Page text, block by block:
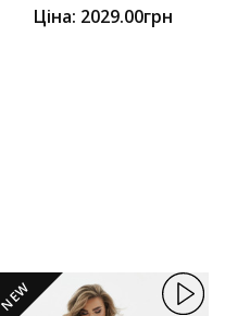
Ціна: 2029.00грн
NEW